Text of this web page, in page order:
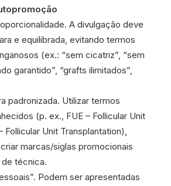
A divulgação deve
e equilibrada, evitando termos
(ex.: “sem cicatriz”, “sem
garantido”, “grafts ilimitados”,
padronizada. Utilizar termos
(p. ex., FUE – Follicular Unit
Follicular Unit Transplantation),
marcas/siglas promocionais
técnica.
Podem ser apresentadas